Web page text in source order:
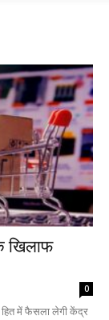
खिलाफ
0
में फैसला लेगी केंद्र